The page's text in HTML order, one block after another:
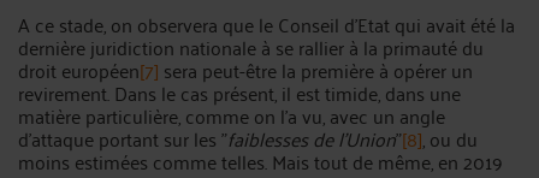
A ce stade, on observera que le Conseil d'Etat qui avait été la
dernière juridiction nationale à se rallier à la primauté du
droit européen[7] sera peut-être la première à opérer un
revirement. Dans le cas présent, il est timide, dans une
matière particulière, comme on l'a vu, avec un angle
d'attaque portant sur les "faiblesses de l'Union"[8], ou du
moins estimées comme telles. Mais tout de même, en 2019